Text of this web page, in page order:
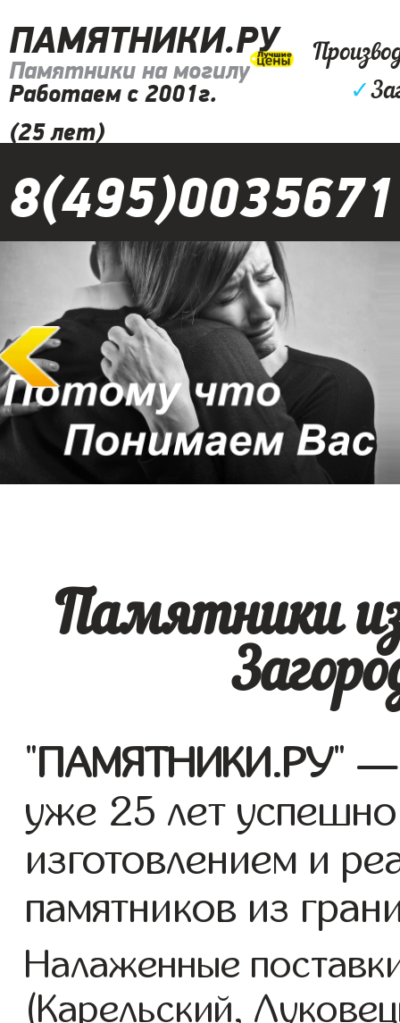
ПАМЯТНИКИ.РУ
Памятники на могилу
Работаем с 2001г.
(25 лет)
✓
8(495)0035671
Памятники
"ПАМЯТНИКИ.РУ" —
уже 25 лет
изготовлением и
памятников из
Налаженные
(Карельский,